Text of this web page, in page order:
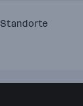
Standorte